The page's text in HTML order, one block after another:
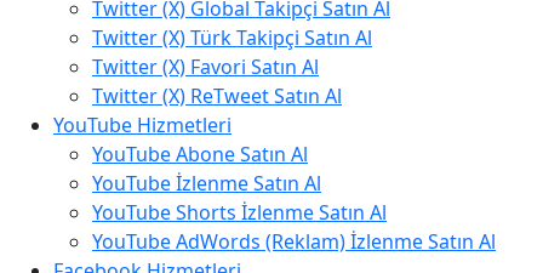
Twitter (X) Global Takipçi Satın Al
Twitter (X) Türk Takipçi Satın Al
Twitter (X) Favori Satın Al
Twitter (X) ReTweet Satın Al
YouTube Hizmetleri
YouTube Abone Satın Al
YouTube İzlenme Satın Al
YouTube Shorts İzlenme Satın Al
YouTube AdWords (Reklam) İzlenme Satın Al